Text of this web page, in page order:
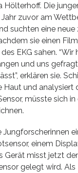
Hölterhoff. Die
zuvor am
suchten eine neue
sie einen
EKG sahen.
und uns
erklären sie.
Haut und analysiert
müsste sich
Jungforscherinnen
einem
Gerät misst jetzt
gelegt wird.